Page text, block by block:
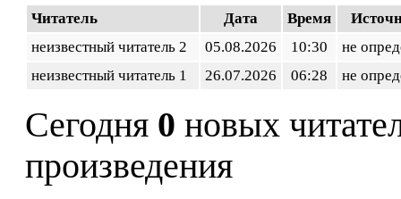
Читатель Дата Время
неизвестный читатель 2
05.08.2026 10:30
не
неизвестный читатель 1
26.07.2026 06:28 не
Сегодня 0 новых
произведения